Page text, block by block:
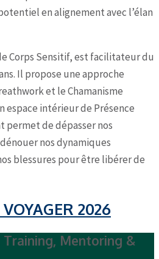
en alignement avec l’élan
Corps Sensitif, est facilitateur du
Il propose une approche
et le Chamanisme
intérieur de Présence
permet de dépasser nos
nos dynamiques
blessures pour être libérer de
2026
Mentoring &